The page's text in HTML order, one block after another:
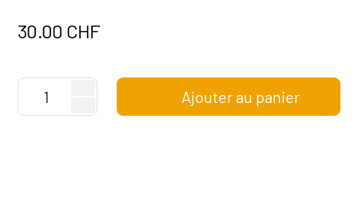
30.00 CHF
Ajouter au panier